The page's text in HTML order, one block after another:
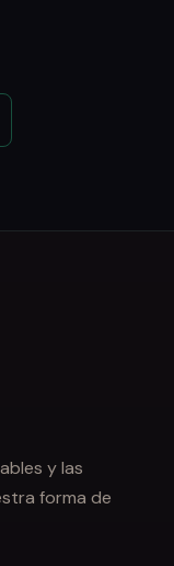
y las
forma de